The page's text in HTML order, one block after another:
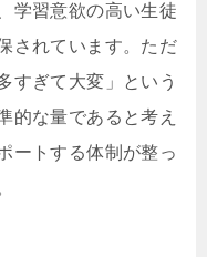
学習意欲の高い生徒
されています。ただ
すぎて大変」という
的な量であると考え
ートする体制が整っ